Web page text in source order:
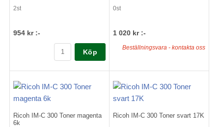
2st
954 kr :-
Köp
0st
1 020 kr :-
Beställningsvara - kontakta oss
Ricoh IM-C 300 Toner magenta
6k
Ricoh IM-C 300 Toner svart 17K